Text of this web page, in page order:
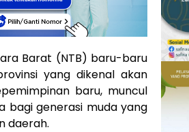
Barat (NTB) baru-baru
yang dikenal akan
baru, muncul
bagi generasi muda yang
daerah.